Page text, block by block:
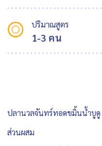
ปริมาณสูตร
1-3 คน
ปลานวลจันทร์ทอดขมิ้นน้ำบูดู
ส่วนผสม